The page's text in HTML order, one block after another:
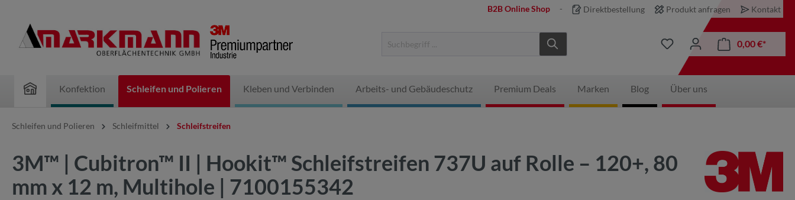
B2B Online Shop Direktbestellung Produkt anfragen Kontakt
0,00 €*
Konfektion Schleifen und Polieren Kleben und Verbinden Arbeits- und Gebäudeschutz Premium Deals Marken Blog Über uns
Schleifen und Polieren Schleifmittel Schleifstreifen
3M™ | Cubitron™ II | Hookit™ Schleifstreifen 737U auf Rolle – 120+, 80
mm x 12 m, Multihole | 7100155342